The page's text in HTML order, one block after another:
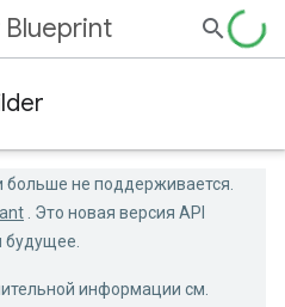
больше не поддерживается.
. Это новая версия API
будущее.
информации см.